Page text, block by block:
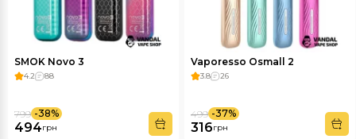
SMOK Novo 3
4.2 88
494грн
799 -38%
Vaporesso Osmall 2
3.8 26
316грн
499 -37%